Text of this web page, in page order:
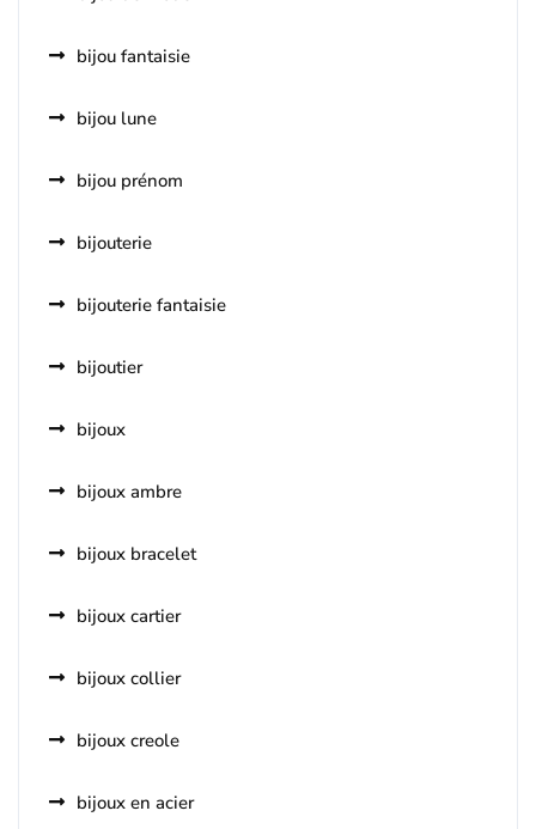
bijou fantaisie
bijou lune
bijou prénom
bijouterie
bijouterie fantaisie
bijoutier
bijoux
bijoux ambre
bijoux bracelet
bijoux cartier
bijoux collier
bijoux creole
bijoux en acier